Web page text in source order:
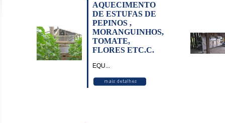
AQUECIMENTO
DE ESTUFAS DE
PEPINOS ,
MORANGUINHOS,
TOMATE,
FLORES ETC.C.
EQU...